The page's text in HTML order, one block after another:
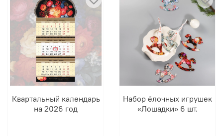
Квартальный календарь
на 2026 год
Набор ёлочных игрушек
«Лошадки» 6 шт.